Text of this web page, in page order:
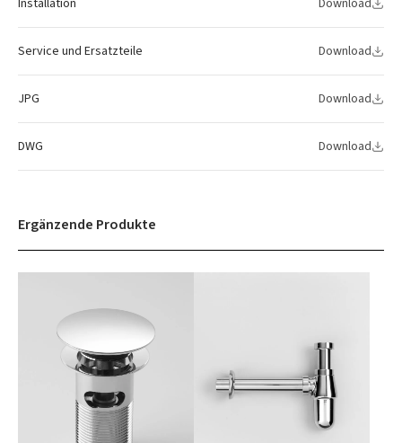
Service und Ersatzteile Download
JPG Download
DWG Download
Ergänzende Produkte